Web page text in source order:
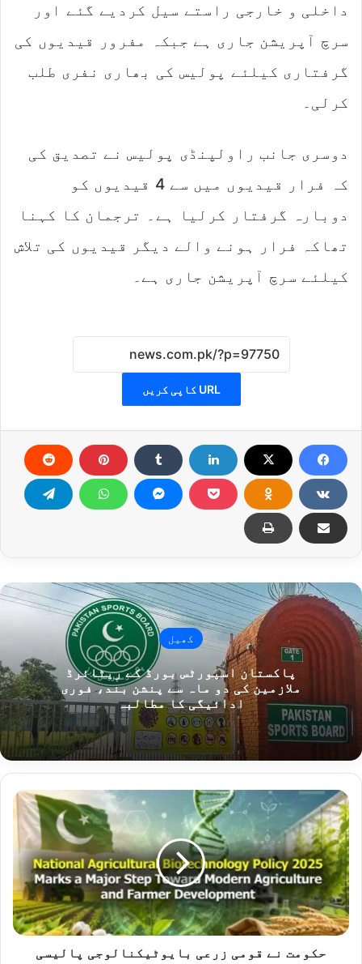
داخلی و خارجی راستے سیل کردیے گئے اور
سرچ آپریشن جاری ہے جبکہ مفرور قیدیوں کی
گرفتاری کیلئے پولیس کی بھاری نفری طلب
کرلی۔
دوسری جانب راولپنڈی پولیس نے تصدیق کی
کہ فرار قیدیوں میں سے 4 قیدیوں کو
دوبارہ گرفتار کرلیا ہے۔ ترجمان کا کہنا
تھاکہ فرار ہونے والے دیگر قیدیوں کی تلاش
کیلئے سرچ آپریشن جاری ہے۔
URL کاپی کریں
کھیل
پاکستان اسپورٹس بورڈ کے ریٹائرڈ
ملازمین کی دو ماہ سے پنشن بند، فوری
ادائیگی کا مطالبہ
حکومت
نے
قومی
زرعی
بایوٹیکنالوجی
پالیسی
2025
کی
منظوری
حکومت نے قومی زرعی بایوٹیکنالوجی پالیسی